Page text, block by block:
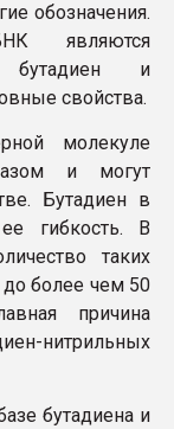
обозначения.
являются
бутадиен и
свойства.
молекуле
и могут
Бутадиен в
гибкость. В
таких
более чем 50
причина
нитрильных
бутадиена и